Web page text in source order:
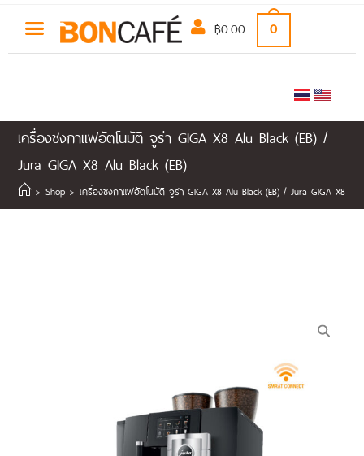
฿0.00 0
เครื่องชงกาแฟอัตโนมัติ จูร่า GIGA X8 Alu Black (EB) /
Jura GIGA X8 Alu Black (EB)
> Shop > เครื่องชงกาแฟอัตโนมัติ จูร่า GIGA X8 Alu Black (EB) / Jura GIGA X8 Alu